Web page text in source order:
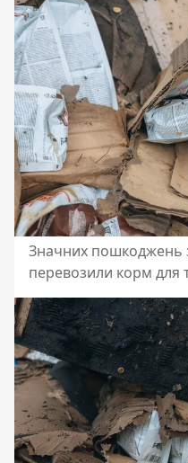
Значних пошкоджень
перевозили корм для